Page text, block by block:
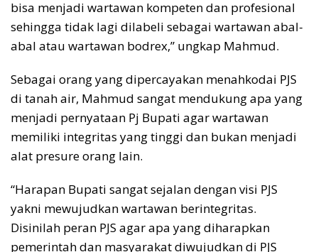
bisa menjadi wartawan kompeten dan profesional
sehingga tidak lagi dilabeli sebagai wartawan abal-
abal atau wartawan bodrex,” ungkap Mahmud.
Sebagai orang yang dipercayakan menahkodai PJS
di tanah air, Mahmud sangat mendukung apa yang
menjadi pernyataan Pj Bupati agar wartawan
memiliki integritas yang tinggi dan bukan menjadi
alat presure orang lain.
“Harapan Bupati sangat sejalan dengan visi PJS
yakni mewujudkan wartawan berintegritas.
Disinilah peran PJS agar apa yang diharapkan
pemerintah dan masyarakat diwujudkan di PJS